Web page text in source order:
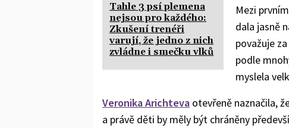
Tahle 3 psí plemena
nejsou pro každého:
Zkušení trenéři
varují, že jedno z nich
zvládne i smečku vlků
Mezi
dala jasně
považuje
podle
myslela
Veronika Arichteva otevřeně naznačila,
a právě děti by měly být chráněny